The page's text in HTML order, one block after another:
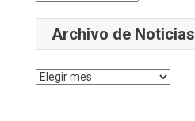
Archivo de Noticias
Archivo